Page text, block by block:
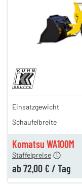
Komatsu WA100M
250,00 €
170,00 €
Staffelpreise
ab 72,00 € / Tag
Einsatzgewicht
Schaufelbreite